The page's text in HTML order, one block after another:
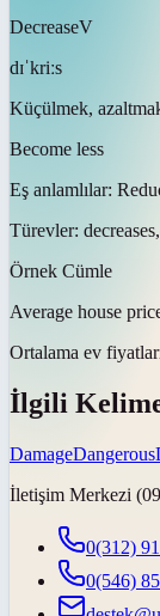
DecreaseV
dɪˈkriːs
Küçülmek,
Become less
Eş anlamlılar:
Türevler:
Örnek Cümle
Average house
Ortalama ev
İlgili
DamageDangerous
İletişim Merkezi
0(312)
0(546)